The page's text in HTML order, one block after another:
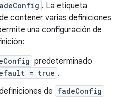
. La etiqueta
contener varias definiciones
una configuración de
predeterminado
= true .
de fadeConfig